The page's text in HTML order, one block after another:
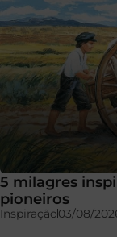
5 milagres
pioneiros
Inspiração03/08/